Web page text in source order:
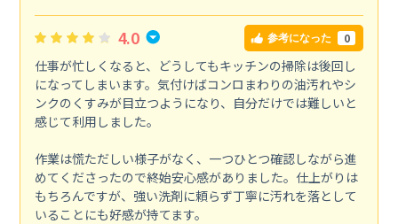
4.0 参考になった 0
仕事が忙しくなると、どうしてもキッチンの掃除は後回し
になってしまいます。気付けばコンロまわりの油汚れやシ
ンクのくすみが目立つようになり、自分だけでは難しいと
感じて利用しました。
作業は慌ただしい様子がなく、一つひとつ確認しながら進
めてくださったので終始安心感がありました。仕上がりは
もちろんですが、強い洗剤に頼らず丁寧に汚れを落として
いることにも好感が持てます。